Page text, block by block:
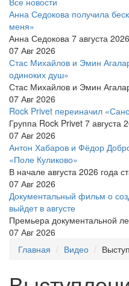
Анна Седокова получила
меня»
Анна Седокова 7 августа
07 Авг 2026
Стас Михайлов и Эмин
одиноких душ»
Стас Михайлов и Эмин
07 Авг 2026
Rock Privet переиначил
Группа Rock Privet 7 августа
07 Авг 2026
Антон Хабаров и Фёдор
«Поле Куликово»
В начале августа 2026 года
07 Авг 2026
Документальный фильм о
выйдет в августе
Премьера документальной
07 Авг 2026
Главная
Видео